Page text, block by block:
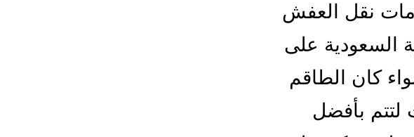
نقل العفش
السعودية على
كان الطاقم
لتتم بأفضل